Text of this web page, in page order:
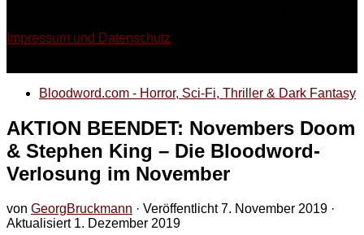
Impressum und Datenschutz
Bloodword.com - Horror, Sci-Fi, Thriller & Dark Fantasy
AKTION BEENDET: Novembers Doom
& Stephen King – Die Bloodword-
Verlosung im November
von GeorgBruckmann · Veröffentlicht7. November 2019 ·
Aktualisiert 1. Dezember 2019